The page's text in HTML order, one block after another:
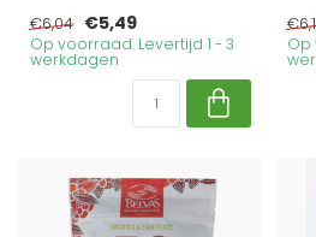
€6,04 €5,49
Op voorraad. Levertijd 1 - 3
werkdagen
Op